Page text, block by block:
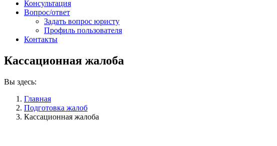
Консультация
Вопрос/ответ
Задать вопрос юристу
Профиль пользователя
Контакты
Кассационная жалоба
Вы здесь:
Главная
Подготовка жалоб
Кассационная жалоба